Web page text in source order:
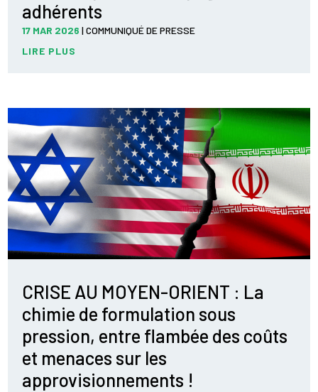
adhérents
17 MAR 2026 |COMMUNIQUÉ DE PRESSE
LIRE PLUS
CRISE AU MOYEN-ORIENT : La
chimie de formulation sous
pression, entre flambée des coûts
et menaces sur les
approvisionnements !